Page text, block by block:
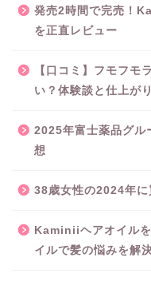
発売2時間で完売！
を正直レビュー
【口コミ】フモフモ
い？体験談と仕上が
2025年富士薬品グル
想
38歳女性の2024年
Kaminiiヘアオイル
イルで髪の悩みを解決